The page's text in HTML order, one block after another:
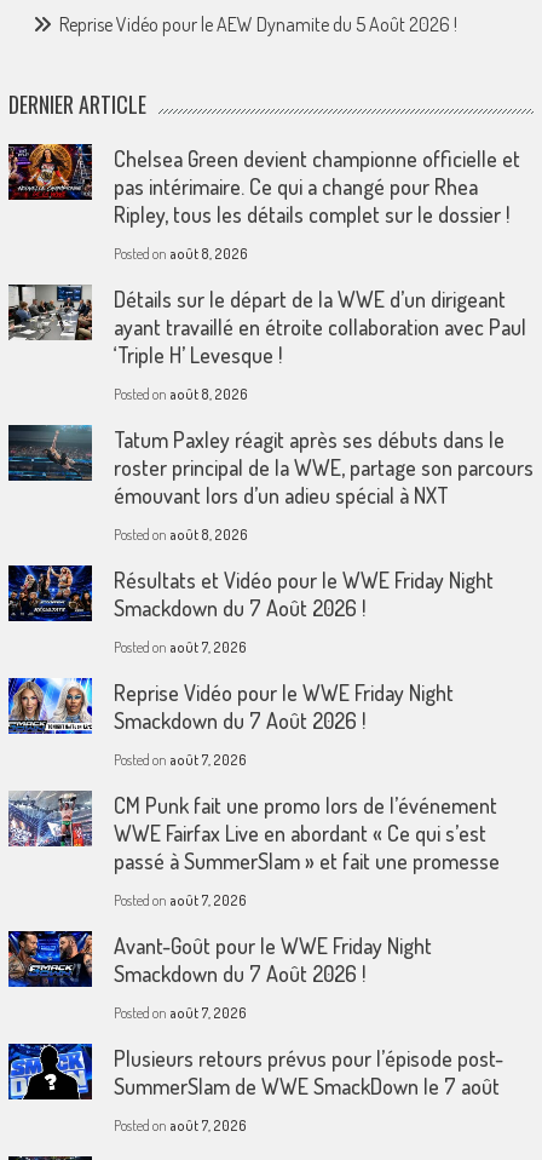
Reprise Vidéo pour le AEW Dynamite du 5 Août 2026 !
DERNIER ARTICLE
Chelsea Green devient championne officielle et
pas intérimaire. Ce qui a changé pour Rhea
Ripley, tous les détails complet sur le dossier !
Posted on août 8, 2026
Détails sur le départ de la WWE d’un dirigeant
ayant travaillé en étroite collaboration avec Paul
‘Triple H’ Levesque !
Posted on août 8, 2026
Tatum Paxley réagit après ses débuts dans le
roster principal de la WWE, partage son parcours
émouvant lors d’un adieu spécial à NXT
Posted on août 8, 2026
Résultats et Vidéo pour le WWE Friday Night
Smackdown du 7 Août 2026 !
Posted on août 7, 2026
Reprise Vidéo pour le WWE Friday Night
Smackdown du 7 Août 2026 !
Posted on août 7, 2026
CM Punk fait une promo lors de l’événement
WWE Fairfax Live en abordant « Ce qui s’est
passé à SummerSlam » et fait une promesse
Posted on août 7, 2026
Avant-Goût pour le WWE Friday Night
Smackdown du 7 Août 2026 !
Posted on août 7, 2026
Plusieurs retours prévus pour l’épisode post-
SummerSlam de WWE SmackDown le 7 août
Posted on août 7, 2026